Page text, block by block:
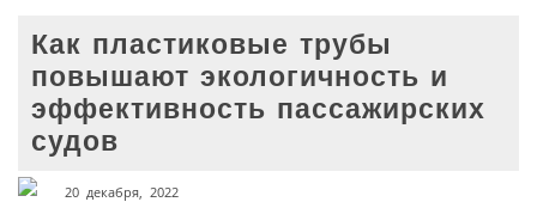
Как пластиковые трубы
повышают экологичность и
эффективность пассажирских
судов
20 декабря, 2022